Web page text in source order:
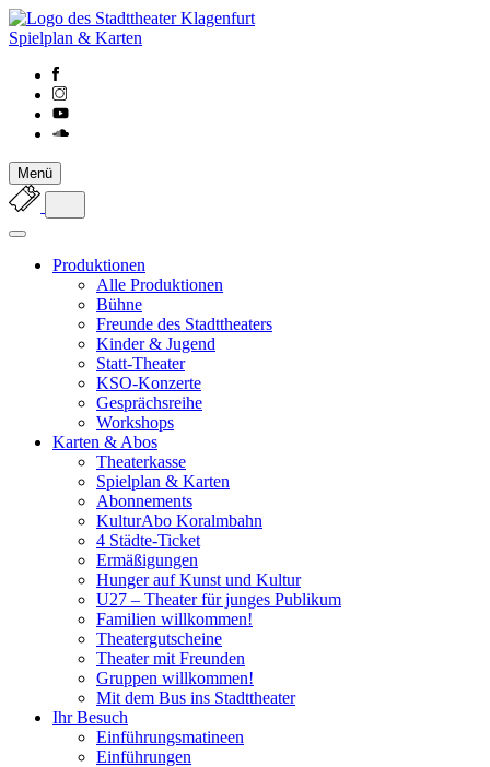
Spielplan & Karten
Menü
Produktionen
Alle Produktionen
Bühne
Freunde des Stadttheaters
Kinder & Jugend
Statt-Theater
KSO-Konzerte
Gesprächsreihe
Workshops
Karten & Abos
Theaterkasse
Spielplan & Karten
Abonnements
KulturAbo Koralmbahn
4 Städte-Ticket
Ermäßigungen
Hunger auf Kunst und Kultur
U27 – Theater für junges Publikum
Familien willkommen!
Theatergutscheine
Theater mit Freunden
Gruppen willkommen!
Mit dem Bus ins Stadttheater
Ihr Besuch
Einführungsmatineen
Einführungen